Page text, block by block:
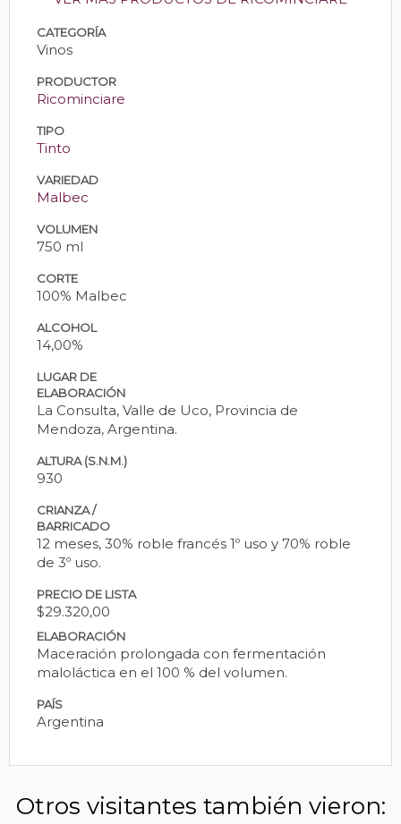
CATEGORÍA
Vinos
PRODUCTOR
Ricominciare
TIPO
Tinto
VARIEDAD
Malbec
VOLUMEN
750 ml
CORTE
100% Malbec
ALCOHOL
14,00%
LUGAR DE
ELABORACIÓN
La Consulta, Valle de Uco, Provincia de
Mendoza, Argentina.
ALTURA (S.N.M.)
930
CRIANZA /
BARRICADO
12 meses, 30% roble francés 1º uso y 70% roble
de 3º uso.
PRECIO DE LISTA
$29.320,00
ELABORACIÓN
Maceración prolongada con fermentación
maloláctica en el 100 % del volumen.
PAÍS
Argentina
Otros visitantes también vieron: